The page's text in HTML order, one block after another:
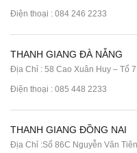
Điện thoại : 084 246 2233
THANH GIANG ĐÀ NẴNG
Địa Chỉ : 58 Cao Xuân Huy – Tổ
Điện thoại : 085 448 2233
THANH GIANG ĐỒNG NAI
Địa Chỉ :Số 86C Nguyễn Văn